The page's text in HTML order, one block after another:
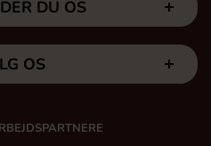
DU OS
OS